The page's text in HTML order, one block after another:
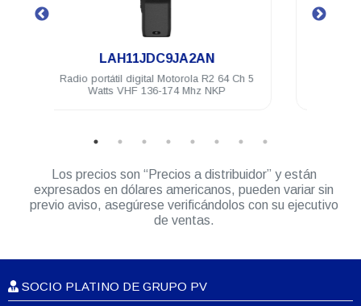
HK2183A
Radio portátil WAVE PTX TLK110 LTE Wi-Fi
8 CH IP67 AES-256
Los precios son “Precios a distribuidor” y están
expresados en dólares americanos, pueden variar sin
previo aviso, asegúrese verificándolos con su ejecutivo
de ventas.
SOCIO PLATINO DE GRUPO PV